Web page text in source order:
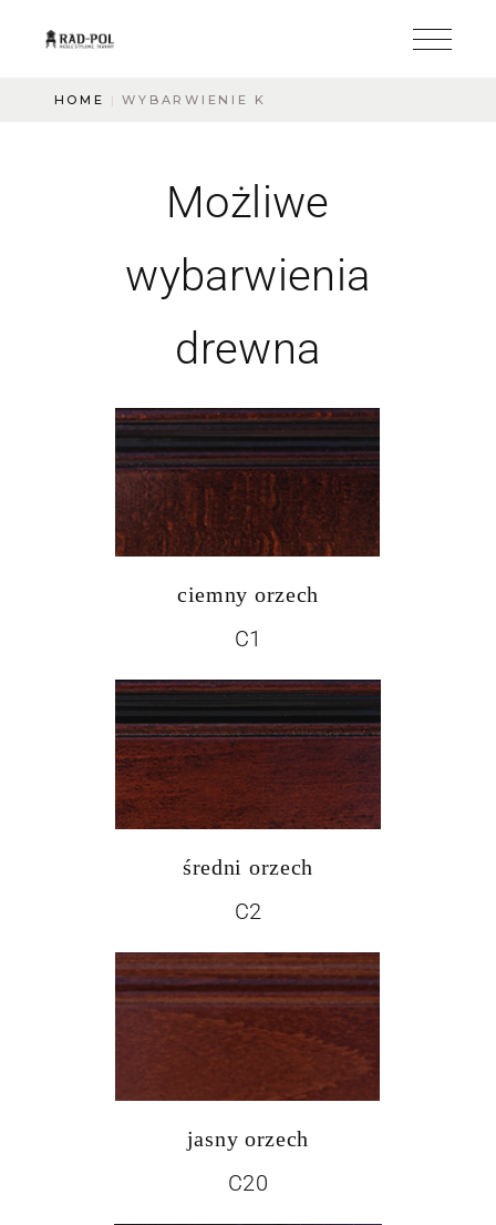
HOME WYBARWIENIE K
Możliwe
wybarwienia
drewna
ciemny orzech
C1
średni orzech
C2
jasny orzech
C20